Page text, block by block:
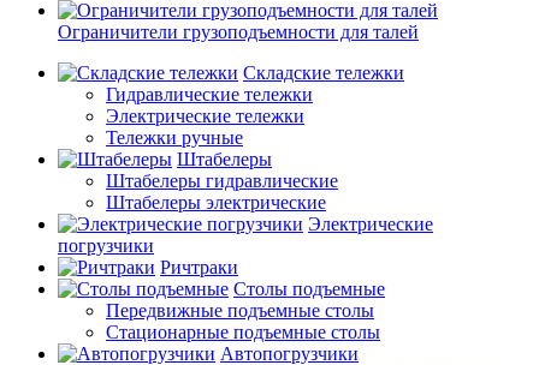
Ограничители грузоподъемности для талей
Складские тележки
Гидравлические тележки
Электрические тележки
Тележки ручные
Штабелеры
Штабелеры гидравлические
Штабелеры электрические
Электрические
погрузчики
Ричтраки
Столы подъемные
Передвижные подъемные столы
Стационарные подъемные столы
Автопогрузчики